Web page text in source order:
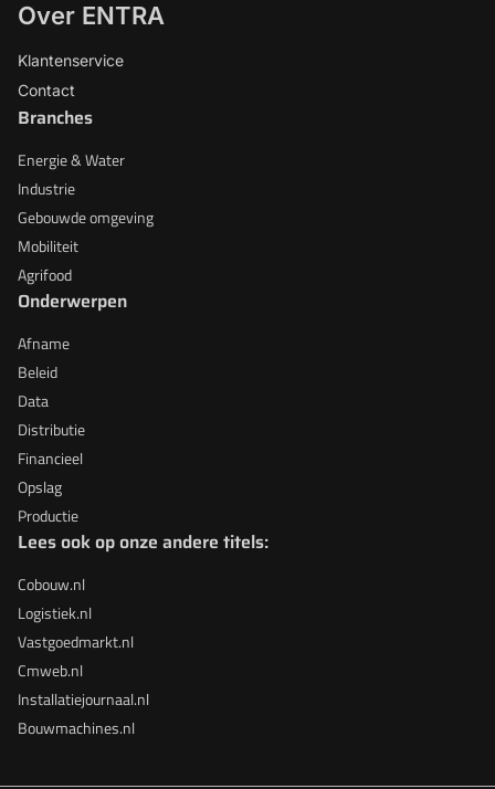
Over ENTRA
Klantenservice
Contact
Branches
Energie & Water
Industrie
Gebouwde omgeving
Mobiliteit
Agrifood
Onderwerpen
Afname
Beleid
Data
Distributie
Financieel
Opslag
Productie
Lees ook op onze andere titels:
Cobouw.nl
Logistiek.nl
Vastgoedmarkt.nl
Cmweb.nl
Installatiejournaal.nl
Bouwmachines.nl